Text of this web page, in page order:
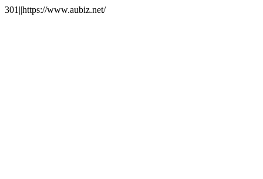
301||https://www.aubiz.net/